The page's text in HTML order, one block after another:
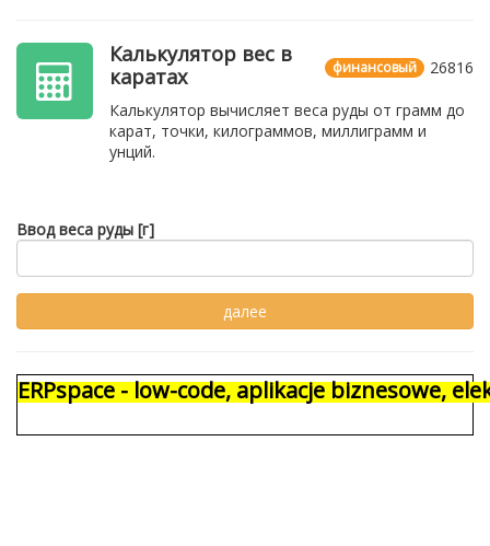
26816
финансовый
Калькулятор вес в
каратах
Калькулятор вычисляет веса руды от грамм до
карат, точки, килограммов, миллиграмм и
унций.
Ввод веса руды [г]
ERPspace - low-code, aplikacje biznesowe,